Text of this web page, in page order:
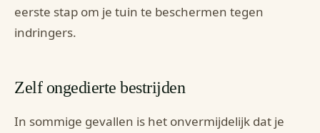
eerste stap om je tuin te beschermen tegen
indringers.
Zelf ongedierte bestrijden
In sommige gevallen is het onvermijdelijk dat je